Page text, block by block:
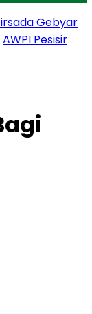
Gebyar
AWPI Pesisir